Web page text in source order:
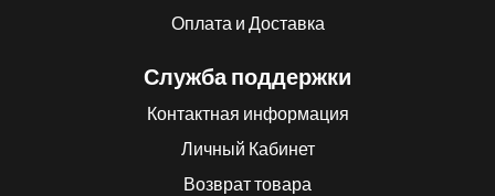
Оплата и Доставка
Служба поддержки
Контактная информация
Личный Кабинет
Возврат товара